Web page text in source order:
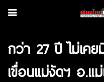
กว่า 27 ปี ไม่เค
เขื่อนแม่งัดฯ อ.